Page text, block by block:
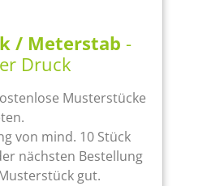
/ Meterstab -
Druck
Musterstücke
von mind. 10 Stück
nächsten Bestellung
gut.